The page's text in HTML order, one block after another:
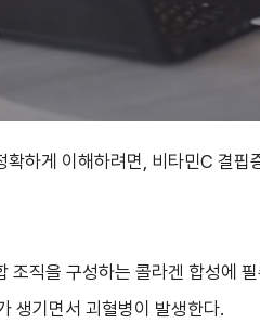
확하게 이해하려면, 비타민C 결
조직을 구성하는 콜라겐 합성에
생기면서 괴혈병이 발생한다.